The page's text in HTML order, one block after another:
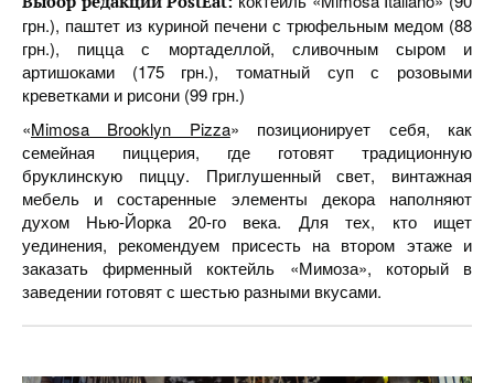
грн.), паштет из куриной печени с трюфельным медом (88
грн.), пицца с мортаделлой, сливочным сыром и
артишоками (175 грн.), томатный суп с розовыми
креветками и рисони (99 грн.)
«Mimosa Brooklyn Pizza» позиционирует себя, как
семейная пиццерия, где готовят традиционную
бруклинскую пиццу. Приглушенный свет, винтажная
мебель и состаренные элементы декора наполняют
духом Нью-Йорка 20-го века. Для тех, кто ищет
уединения, рекомендуем присесть на втором этаже и
заказать фирменный коктейль «Мимоза», который в
заведении готовят с шестью разными вкусами.